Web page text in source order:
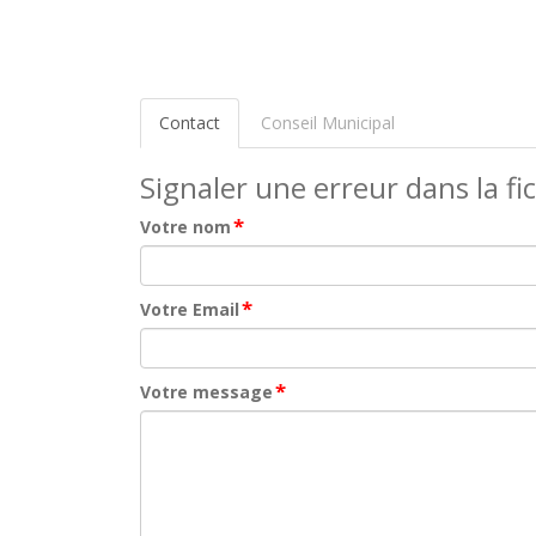
Contact Conseil Municipal
Signaler une erreur dans la
Votre nom*
Votre Email*
Votre message*